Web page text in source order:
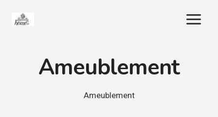
Ameublement
Ameublement